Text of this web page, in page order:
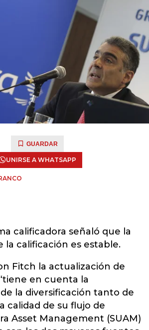
GUARDAR
UNIRSE A WHATSAPP
calificadora señaló que la
la calificación es estable.
Fitch la actualización de
en cuenta la
la diversificación tanto de
calidad de su flujo de
Asset Management (SUAM)